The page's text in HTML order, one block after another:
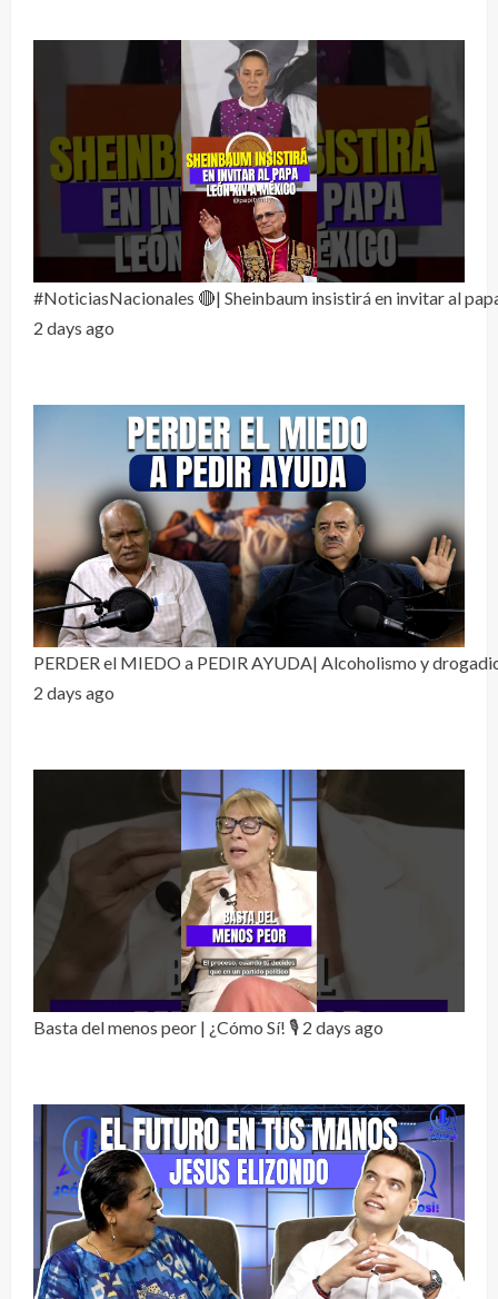
#NoticiasNacionales 🔴| Sheinbaum insistirá en invitar al
2 days ago
PERDER el MIEDO a PEDIR AYUDA| Alcoholismo y
2 days ago
Basta del menos peor | ¿Cómo Sí! 🎙️ 2 days ago